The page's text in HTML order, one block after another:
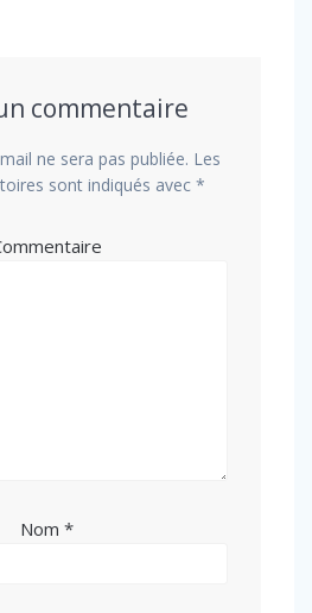
commentaire
ne sera pas publiée. Les
sont indiqués avec *
Nom *